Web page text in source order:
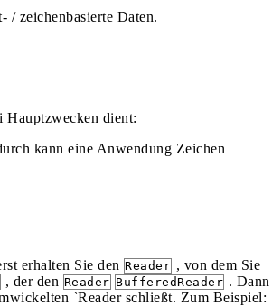
/ zeichenbasierte Daten.
Hauptzwecken dient:
kann eine Anwendung Zeichen
erhalten Sie den Reader , von dem Sie
, der den Reader BufferedReader . Dann
`Reader schließt. Zum Beispiel: